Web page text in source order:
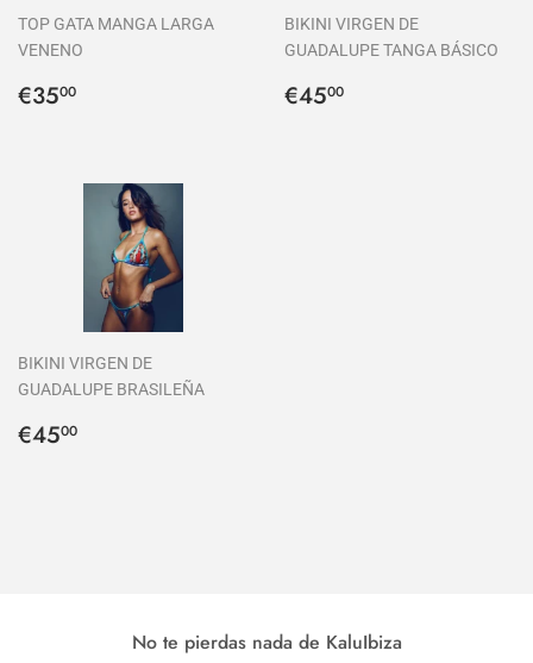
TOP GATA MANGA LARGA
VENENO
Precio
€3500
BIKINI VIRGEN DE
GUADALUPE TANGA BÁSICO
Precio
€4500
BIKINI VIRGEN DE
GUADALUPE BRASILEÑA
Precio
€4500
No te pierdas nada de KaluIbiza